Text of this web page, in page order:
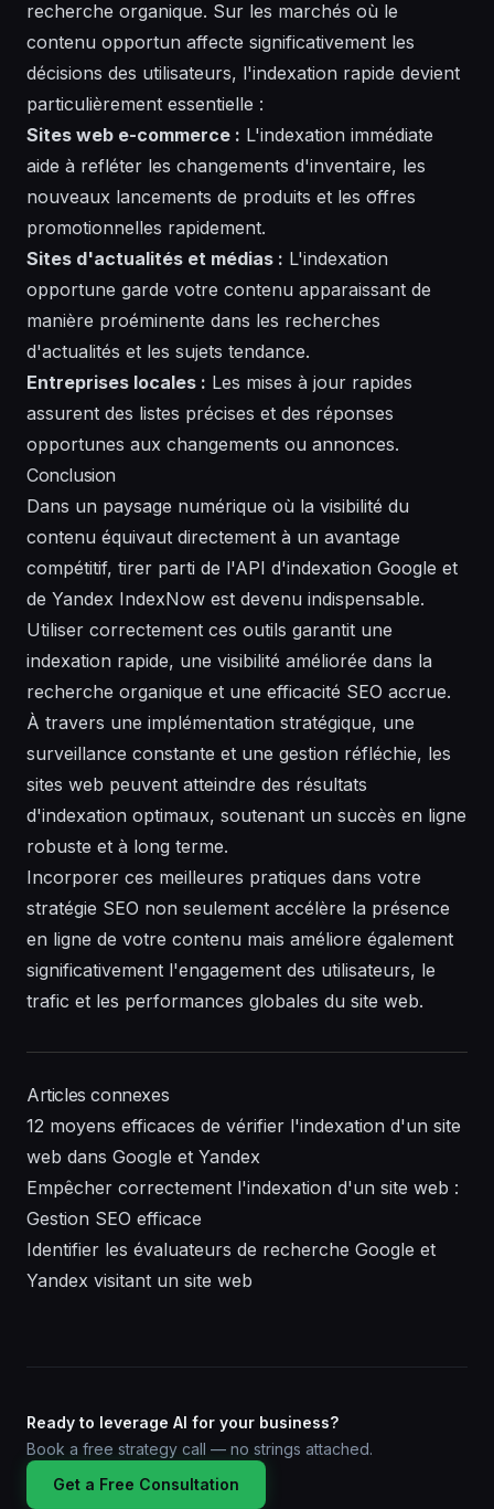
recherche organique. Sur les marchés où le
contenu opportun affecte significativement les
décisions des utilisateurs, l'indexation rapide devient
particulièrement essentielle :
Sites web e-commerce : L'indexation immédiate
aide à refléter les changements d'inventaire, les
nouveaux lancements de produits et les offres
promotionnelles rapidement.
Sites d'actualités et médias : L'indexation
opportune garde votre contenu apparaissant de
manière proéminente dans les recherches
d'actualités et les sujets tendance.
Entreprises locales : Les mises à jour rapides
assurent des listes précises et des réponses
opportunes aux changements ou annonces.
Conclusion
Dans un paysage numérique où la visibilité du
contenu équivaut directement à un avantage
compétitif, tirer parti de l'API d'indexation Google et
de Yandex IndexNow est devenu indispensable.
Utiliser correctement ces outils garantit une
indexation rapide, une visibilité améliorée dans la
recherche organique et une efficacité SEO accrue.
À travers une implémentation stratégique, une
surveillance constante et une gestion réfléchie, les
sites web peuvent atteindre des résultats
d'indexation optimaux, soutenant un succès en ligne
robuste et à long terme.
Incorporer ces meilleures pratiques dans votre
stratégie SEO non seulement accélère la présence
en ligne de votre contenu mais améliore également
significativement l'engagement des utilisateurs, le
trafic et les performances globales du site web.
Articles connexes
12 moyens efficaces de vérifier l'indexation d'un site
web dans Google et Yandex
Empêcher correctement l'indexation d'un site web :
Gestion SEO efficace
Identifier les évaluateurs de recherche Google et
Yandex visitant un site web
Ready to leverage AI for your business?
Book a free strategy call — no strings attached.
Get a Free Consultation